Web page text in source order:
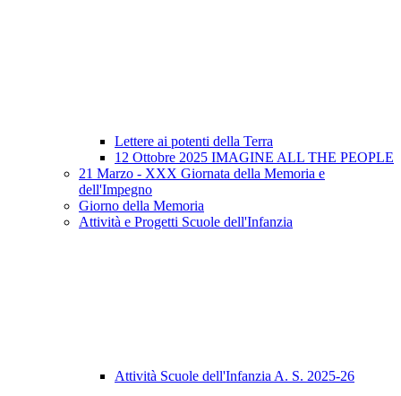
Lettere ai potenti della Terra
12 Ottobre 2025 IMAGINE ALL THE PEOPLE
21 Marzo - XXX Giornata della Memoria e
dell'Impegno
Giorno della Memoria
Attività e Progetti Scuole dell'Infanzia
Attività Scuole dell'Infanzia A. S. 2025-26